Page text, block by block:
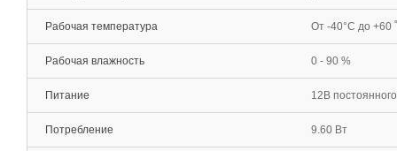
Рабочая температура От -40°С до +60
Рабочая влажность 0 - 90 %
Питание 12В
Потребление 9.60 Вт